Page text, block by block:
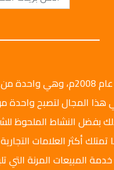
تأسست شركة الليثي أوتو جروب عام
هذا المجال لتصبح واحدة
بفضل النشاط الملحوظ
أكثر العلامات
المبيعات المرنة التي